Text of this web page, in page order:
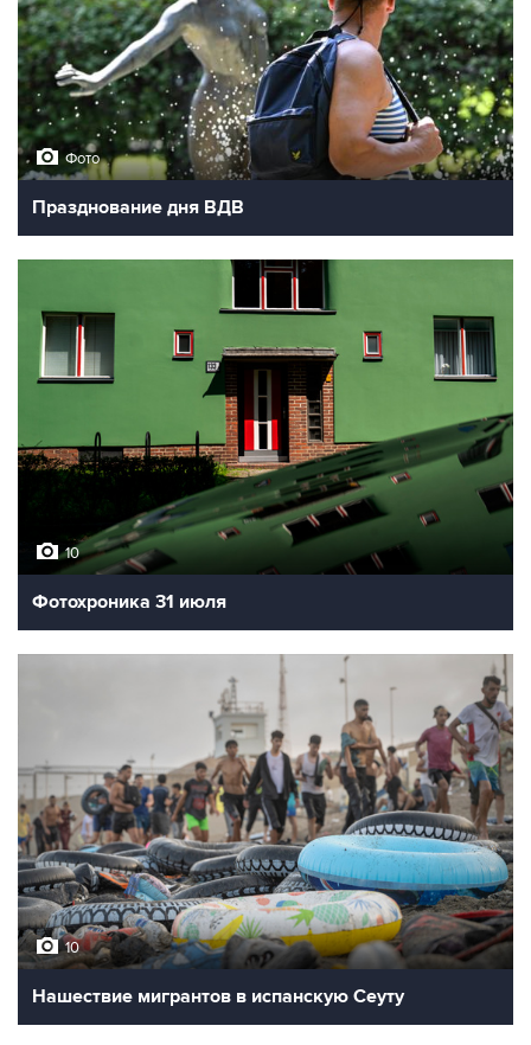
Фото
Празднование дня ВДВ
10
Фотохроника 31 июля
10
Нашествие мигрантов в испанскую Сеуту